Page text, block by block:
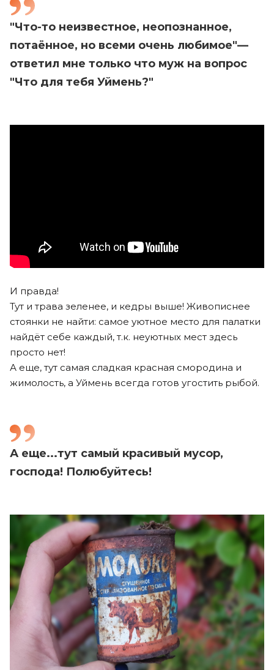
"Что-то неизвестное, неопознанное,
потаённое, но всеми очень любимое"—
ответил мне только что муж на вопрос
"Что для тебя Уймень?"
И правда! ⠀
Тут и трава зеленее, и кедры выше! Живописнее
стоянки не найти: самое уютное место для палатки
найдёт себе каждый, т.к. неуютных мест здесь
просто нет! ⠀⠀
А еще, тут самая сладкая красная смородина и
жимолость, а Уймень всегда готов угостить рыбой.
А еще...тут самый красивый мусор,
господа! Полюбуйтесь!